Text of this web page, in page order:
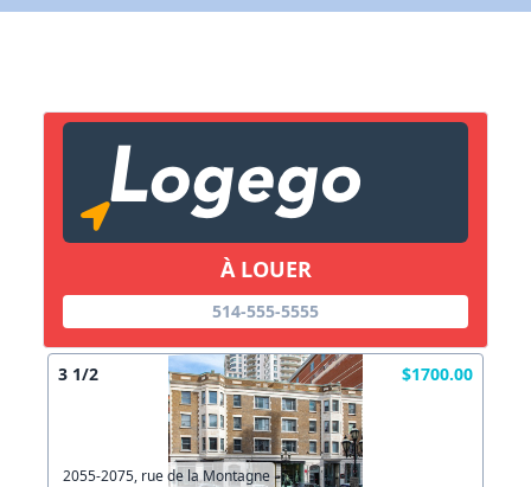
À LOUER
514-555-5555
3 1/2 $1700.00
2055-2075, rue de la Montagne
Copier lien